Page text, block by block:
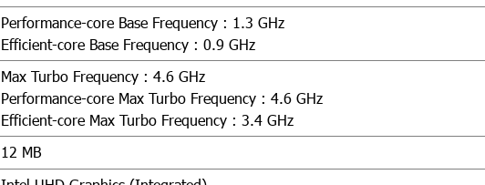
Performance-core Base Frequency : 1.3 GHz
Efficient-core Base Frequency : 0.9 GHz
Max Turbo Frequency : 4.6 GHz
Performance-core Max Turbo Frequency : 4.6 GHz
Efficient-core Max Turbo Frequency : 3.4 GHz
12 MB